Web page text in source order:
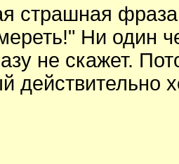
страшная
Ни один
не скажет.
действительно